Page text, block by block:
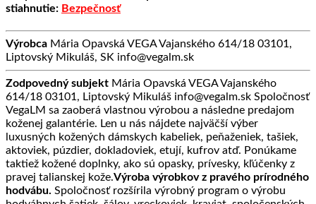
stiahnutie: Bezpečnosť
Výrobca Mária Opavská VEGA Vajanského 614/18 03101,
Liptovský Mikuláš, SK info@vegalm.sk
Zodpovedný subjekt Mária Opavská VEGA Vajanského
614/18 03101, Liptovský Mikuláš info@vegalm.sk Spoločnosť
VegaLM sa zaoberá vlastnou výrobou a následne predajom
koženej galantérie. Len u nás nájdete najväčší výber
luxusných kožených dámskych kabeliek, peňaženiek, tašiek,
aktoviek, púzdier, dokladoviek, etují, kufrov atď. Ponúkame
taktiež kožené doplnky, ako sú opasky, prívesky, kľúčenky z
pravej talianskej kože.Výroba výrobkov z pravého prírodného
hodvábu. Spoločnosť rozšírila výrobný program o výrobu